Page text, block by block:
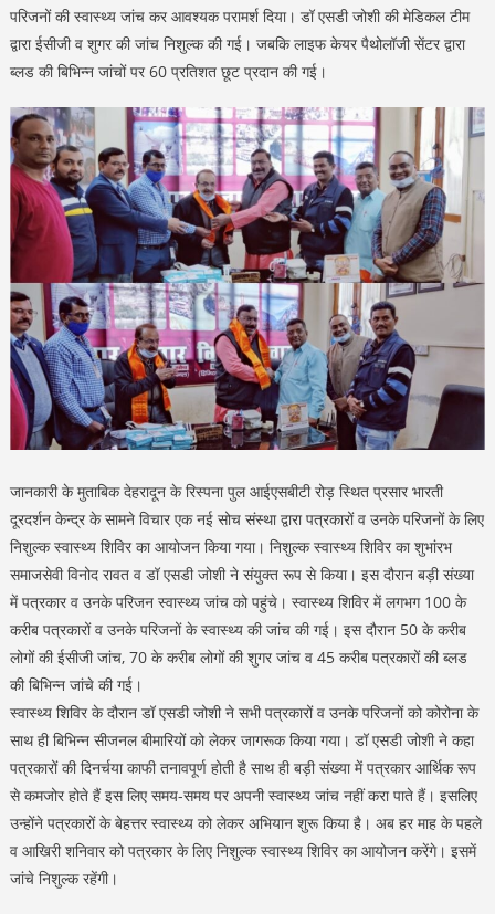
परिजनों की स्वास्थ्य जांच कर आवश्यक परामर्श दिया। डॉ एसडी जोशी की मेडिकल टीम
द्वारा ईसीजी व शुगर की जांच निशुल्क की गई। जबकि लाइफ केयर पैथोलॉजी सेंटर द्वारा
ब्लड की बिभिन्न जांचों पर 60 प्रतिशत छूट प्रदान की गई।
जानकारी के मुताबिक देहरादून के रिस्पना पुल आईएसबीटी रोड़ स्थित प्रसार भारती
दूरदर्शन केन्द्र के सामने विचार एक नई सोच संस्था द्वारा पत्रकारों व उनके परिजनों के लिए
निशुल्क स्वास्थ्य शिविर का आयोजन किया गया। निशुल्क स्वास्थ्य शिविर का शुभांरभ
समाजसेवी विनोद रावत व डॉ एसडी जोशी ने संयुक्त रूप से किया। इस दौरान बड़ी संख्या
में पत्रकार व उनके परिजन स्वास्थ्य जांच को पहुंचे। स्वास्थ्य शिविर में लगभग 100 के
करीब पत्रकारों व उनके परिजनों के स्वास्थ्य की जांच की गई। इस दौरान 50 के करीब
लोगों की ईसीजी जांच, 70 के करीब लोगों की शुगर जांच व 45 करीब पत्रकारों की ब्लड
की बिभिन्न जांचे की गई।
स्वास्थ्य शिविर के दौरान डॉ एसडी जोशी ने सभी पत्रकारों व उनके परिजनों को कोरोना के
साथ ही बिभिन्न सीजनल बीमारियों को लेकर जागरूक किया गया। डॉ एसडी जोशी ने कहा
पत्रकारों की दिनर्चया काफी तनावपूर्ण होती है साथ ही बड़ी संख्या में पत्रकार आर्थिक रूप
से कमजोर होते हैं इस लिए समय-समय पर अपनी स्वास्थ्य जांच नहीं करा पाते हैं। इसलिए
उन्होंने पत्रकारों के बेहत्तर स्वास्थ्य को लेकर अभियान शुरू किया है। अब हर माह के पहले
व आखिरी शनिवार को पत्रकार के लिए निशुल्क स्वास्थ्य शिविर का आयोजन करेंगे। इसमें
जांचे निशुल्क रहेंगी।